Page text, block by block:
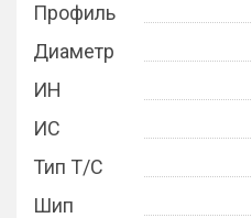
Профиль
Диаметр
ИН
ИС
Тип Т/С
Шип